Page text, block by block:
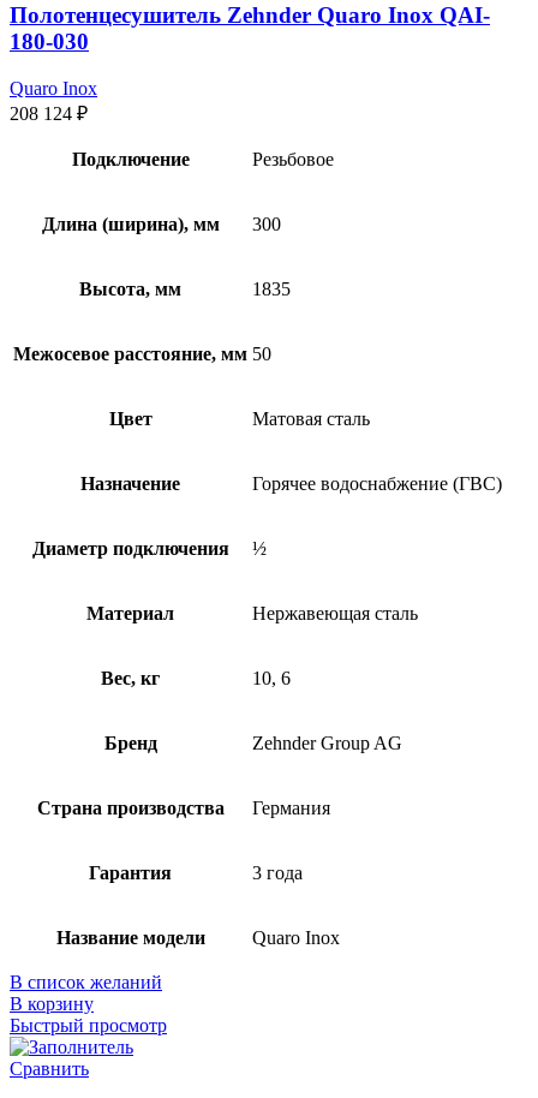
Полотенцесушитель Zehnder Quaro Inox QAI-
180-030
Quaro Inox
208 124 ₽
Подключение Резьбовое
Длина (ширина), мм 300
Высота, мм 1835
Межосевое расстояние, мм 50
Цвет Матовая сталь
Назначение Горячее водоснабжение (ГВС)
Диаметр подключения ½
Материал Нержавеющая сталь
Вес, кг 10, 6
Бренд Zehnder Group AG
Страна производства Германия
Гарантия 3 года
Название модели Quaro Inox
В список желаний
В корзину
Быстрый просмотр
Сравнить